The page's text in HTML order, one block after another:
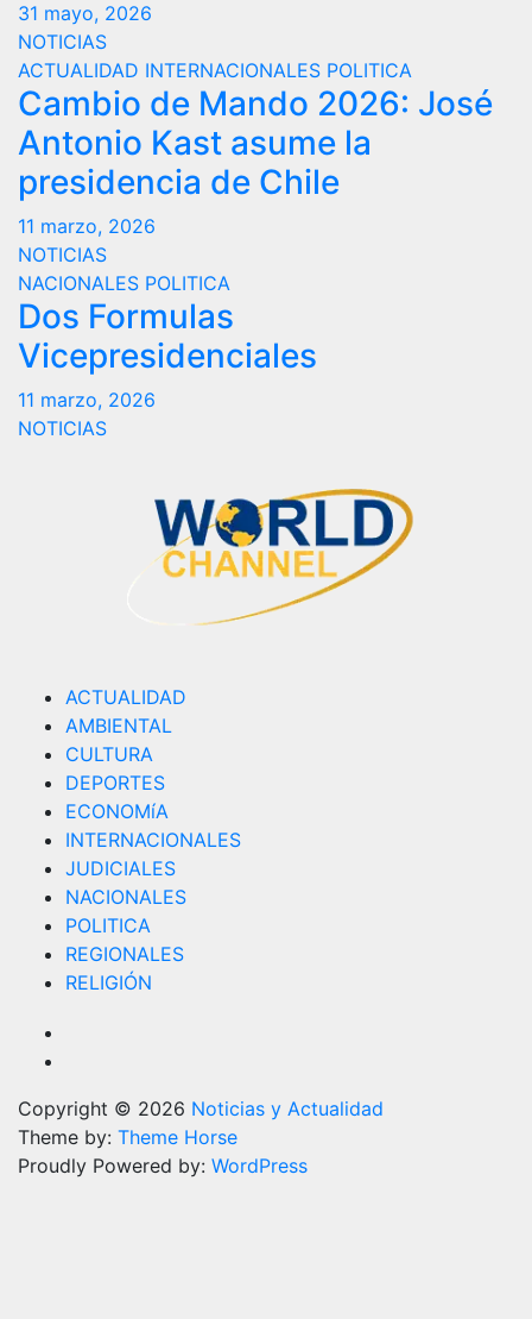
31 mayo, 2026
NOTICIAS
ACTUALIDAD INTERNACIONALES POLITICA
Cambio de Mando 2026: José
Antonio Kast asume la
presidencia de Chile
11 marzo, 2026
NOTICIAS
NACIONALES POLITICA
Dos Formulas
Vicepresidenciales
11 marzo, 2026
NOTICIAS
ACTUALIDAD
AMBIENTAL
CULTURA
DEPORTES
ECONOMíA
INTERNACIONALES
JUDICIALES
NACIONALES
POLITICA
REGIONALES
RELIGIÓN
Copyright © 2026 Noticias y Actualidad
Theme by: Theme Horse
Proudly Powered by: WordPress